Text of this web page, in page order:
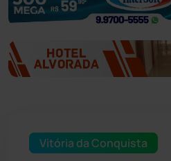
Vitória da Conquista